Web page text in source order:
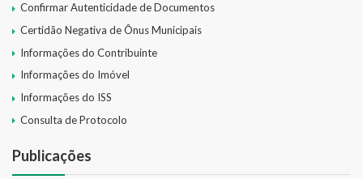
Confirmar Autenticidade de Documentos
Certidão Negativa de Ônus Municipais
Informações do Contribuinte
Informações do Imóvel
Informações do ISS
Consulta de Protocolo
Publicações